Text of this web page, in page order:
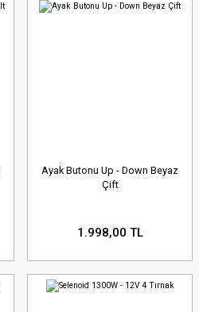
Ayak Butonu Up - Down Beyaz
Çift
1.998,00 TL